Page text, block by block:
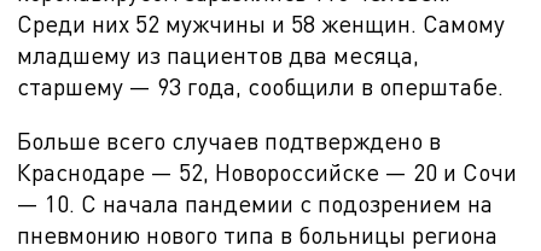
Среди них 52 мужчины и 58 женщин. Самому
младшему из пациентов два месяца,
старшему — 93 года, сообщили в оперштабе.
Больше всего случаев подтверждено в
Краснодаре — 52, Новороссийске — 20 и Сочи
— 10. С начала пандемии с подозрением на
пневмонию нового типа в больницы региона